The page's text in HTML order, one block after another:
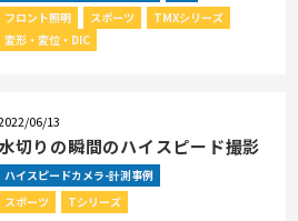
フロント照明
スポーツ
TMXシリーズ
変形・変位・DIC
06/13
切りの瞬間のハイスピード撮影
ハイスピードカメラ-計測事例
スポーツ
Tシリーズ